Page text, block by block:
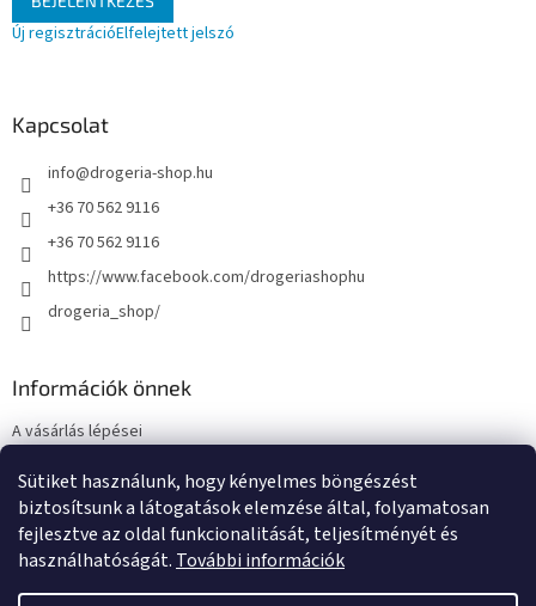
Sütiket használunk, hogy kényelmes böngészést
biztosítsunk a látogatások elemzése által, folyamatosan
fejlesztve az oldal funkcionalitását, teljesítményét és
használhatóságát. További információk
Új regisztrációElfelejtett jelszó
Kapcsolat
info@drogeria-shop.hu
+36 70 562 9116
+36 70 562 9116
https://www.facebook.com/drogeriashophu
drogeria_shop/
Információk önnek
A vásárlás lépései
Adatkezelési tájékoztató
Elérhetőségek